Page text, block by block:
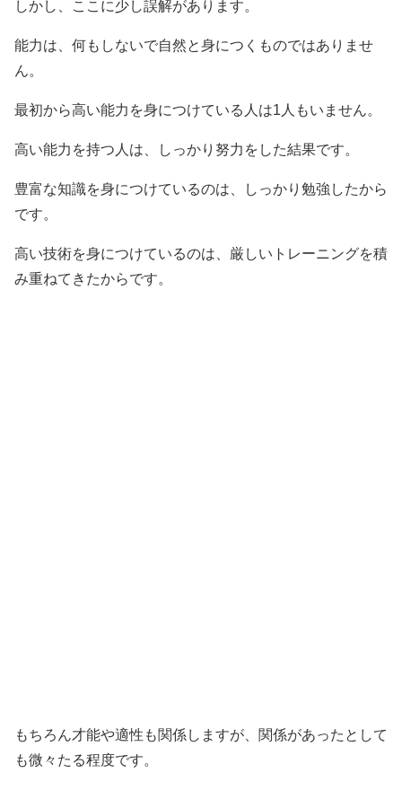
しかし、ここに少し誤解があります。
能力は、何もしないで自然と身につくものではありませ
ん。
最初から高い能力を身につけている人は1人もいません。
高い能力を持つ人は、しっかり努力をした結果です。
豊富な知識を身につけているのは、しっかり勉強したから
です。
高い技術を身につけているのは、厳しいトレーニングを積
み重ねてきたからです。
もちろん才能や適性も関係しますが、関係があったとして
も微々たる程度です。